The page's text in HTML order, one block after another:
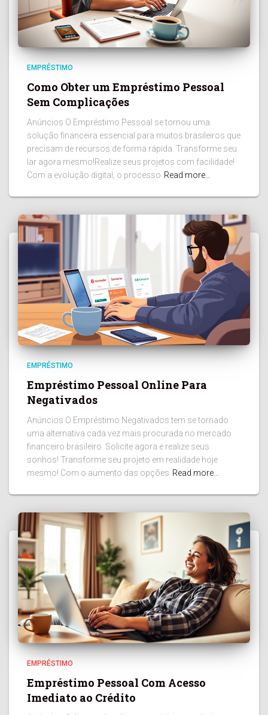
EMPRÉSTIMO
Como Obter um Empréstimo Pessoal
Sem Complicações
Anúncios O Empréstimo Pessoal se tornou uma
solução financeira essencial para muitos brasileiros que
precisam de recursos de forma rápida. Transforme seu
lar agora mesmo!Realize seus projetos com facilidade!
Com a evolução digital, o processo Read more…
EMPRÉSTIMO
Empréstimo Pessoal Online Para
Negativados
Anúncios O Empréstimo Negativados tem se tornado
uma alternativa cada vez mais procurada no mercado
financeiro brasileiro. Solicite agora e realize seus
sonhos! Transforme seu projeto em realidade hoje
mesmo! Com o aumento das opções Read more…
EMPRÉSTIMO
Empréstimo Pessoal Com Acesso
Imediato ao Crédito